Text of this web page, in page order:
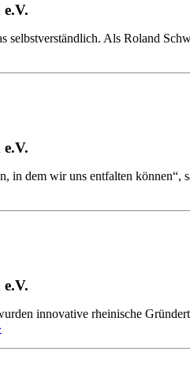
Als Roland
in dem wir uns entfalten
innovative rheinische